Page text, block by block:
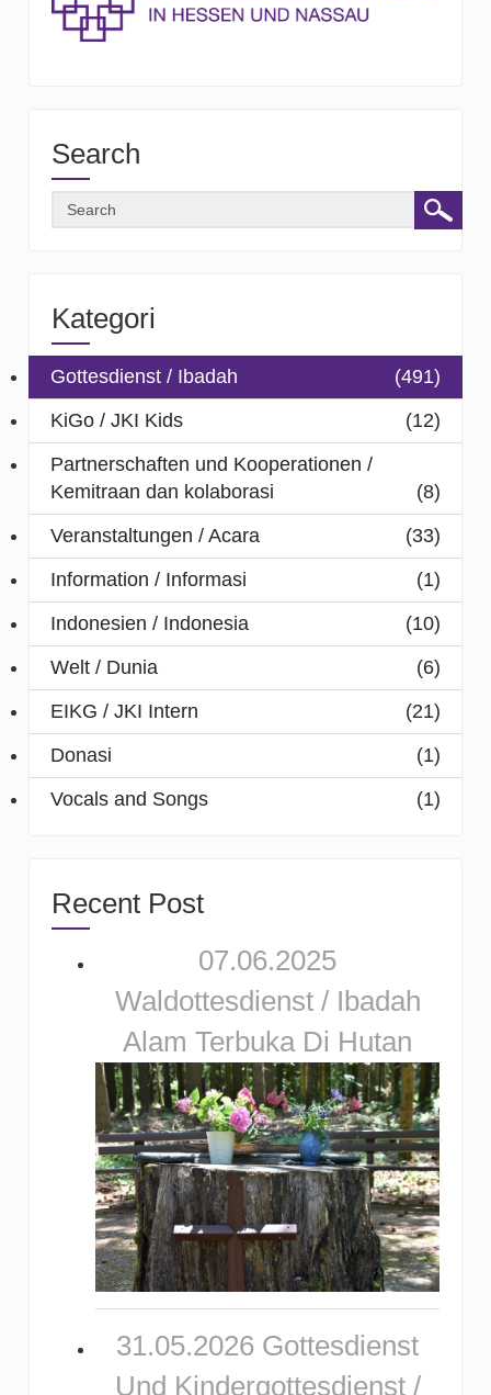
Search
Kategori
Gottesdienst / Ibadah
(491)
KiGo / JKI Kids
(12)
Partnerschaften und Kooperationen /
Kemitraan dan kolaborasi
(8)
Veranstaltungen / Acara
(33)
Information / Informasi
(1)
Indonesien / Indonesia
(10)
Welt / Dunia
(6)
EIKG / JKI Intern
(21)
Donasi
(1)
Vocals and Songs
(1)
Recent Post
07.06.2025
Waldottesdienst / Ibadah
Alam Terbuka Di Hutan
31.05.2026 Gottesdienst
Und Kindergottesdienst /